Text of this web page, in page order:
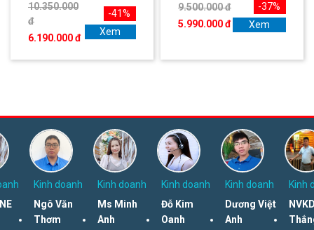
10.350.000
đ
6.190.000 đ
-41%
Xem
9.500.000 đ
5.990.000 đ
-37%
Xem
Kinh doanh
Ngô Văn
Thơm
Kinh doanh
Ms Minh
Anh
Kinh doanh
Đỗ Kim
Oanh
Kinh doanh
Dương Việt
Anh
Kinh